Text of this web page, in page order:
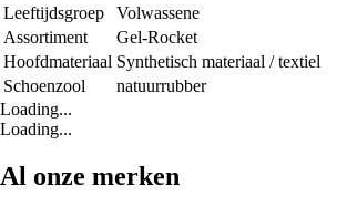
Leeftijdsgroep
Volwassene
Assortiment
Gel-Rocket
Hoofdmateriaal Synthetisch materiaal / textiel
Schoenzool
natuurrubber
Loading...
Loading...
Al onze merken